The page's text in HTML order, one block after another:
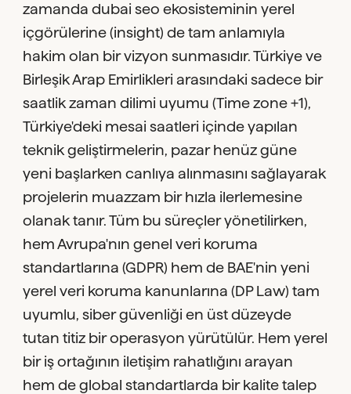
zamanda dubai seo ekosisteminin yerel
içgörülerine (insight) de tam anlamıyla
hakim olan bir vizyon sunmasıdır. Türkiye ve
Birleşik Arap Emirlikleri arasındaki sadece bir
saatlik zaman dilimi uyumu (Time zone +1),
Türkiye'deki mesai saatleri içinde yapılan
teknik geliştirmelerin, pazar henüz güne
yeni başlarken canlıya alınmasını sağlayarak
projelerin muazzam bir hızla ilerlemesine
olanak tanır. Tüm bu süreçler yönetilirken,
hem Avrupa'nın genel veri koruma
standartlarına (GDPR) hem de BAE'nin yeni
yerel veri koruma kanunlarına (DP Law) tam
uyumlu, siber güvenliği en üst düzeyde
tutan titiz bir operasyon yürütülür. Hem yerel
bir iş ortağının iletişim rahatlığını arayan
hem de global standartlarda bir kalite talep